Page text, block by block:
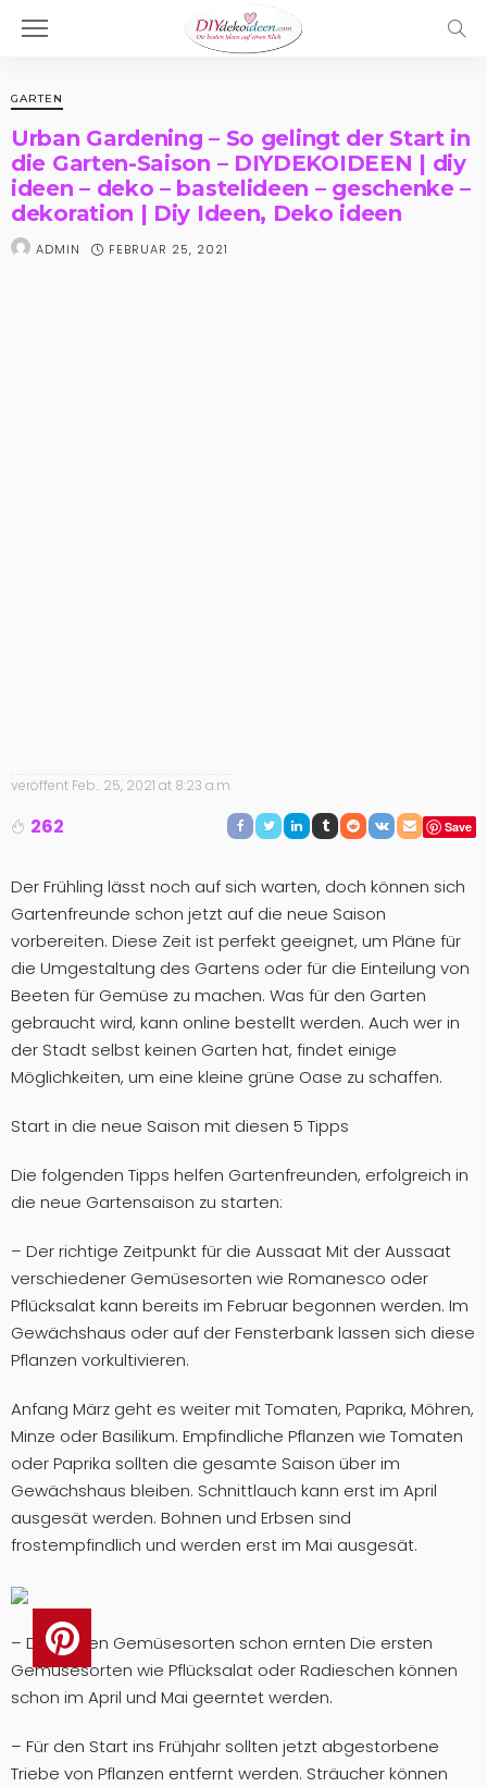
GARTEN
Urban Gardening – So gelingt der Start in
die Garten-Saison – DIYDEKOIDEEN | diy
ideen – deko – bastelideen – geschenke –
dekoration | Diy Ideen, Deko ideen
ADMIN FEBRUAR 25, 2021
veröffent Feb.. 25, 2021 at 8:23 a.m.
262 Save
Der Frühling lässt noch auf sich warten, doch können sich
Gartenfreunde schon jetzt auf die neue Saison
vorbereiten. Diese Zeit ist perfekt geeignet, um Pläne für
die Umgestaltung des Gartens oder für die Einteilung von
Beeten für Gemüse zu machen. Was für den Garten
gebraucht wird, kann online bestellt werden. Auch wer in
der Stadt selbst keinen Garten hat, findet einige
Möglichkeiten, um eine kleine grüne Oase zu schaffen.
Start in die neue Saison mit diesen 5 Tipps
Die folgenden Tipps helfen Gartenfreunden, erfolgreich in
die neue Gartensaison zu starten:
– Der richtige Zeitpunkt für die Aussaat Mit der Aussaat
verschiedener Gemüsesorten wie Romanesco oder
Pflücksalat kann bereits im Februar begonnen werden. Im
Gewächshaus oder auf der Fensterbank lassen sich diese
Pflanzen vorkultivieren.
Anfang März geht es weiter mit Tomaten, Paprika, Möhren,
Minze oder Basilikum. Empfindliche Pflanzen wie Tomaten
oder Paprika sollten die gesamte Saison über im
Gewächshaus bleiben. Schnittlauch kann erst im April
ausgesät werden. Bohnen und Erbsen sind
frostempfindlich und werden erst im Mai ausgesät.
– Die ersten Gemüsesorten schon ernten Die ersten
Gemüsesorten wie Pflücksalat oder Radieschen können
schon im April und Mai geerntet werden.
– Für den Start ins Frühjahr sollten jetzt abgestorbene
Triebe von Pflanzen entfernt werden. Sträucher können